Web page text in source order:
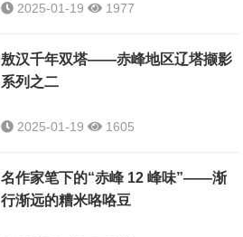
2025-01-19 1977
敖汉千年双塔——赤峰地区辽塔撷影
系列之二
2025-01-19 1605
名作家笔下的“赤峰 12 峰味”——渐
行渐远的糟米咯咯豆